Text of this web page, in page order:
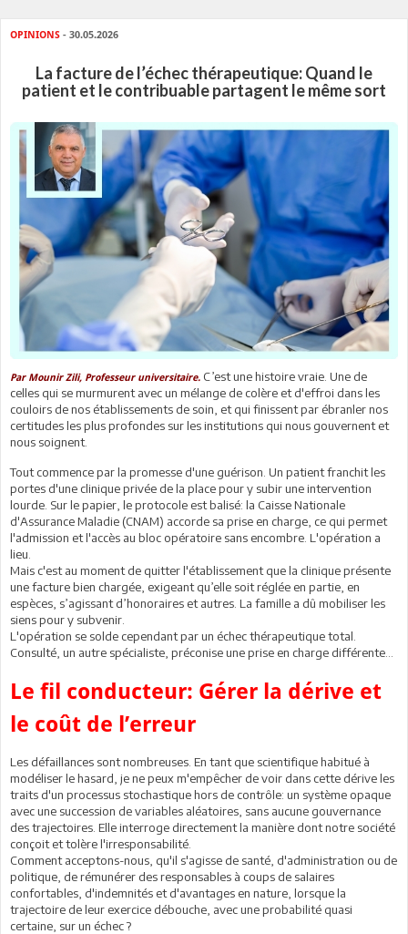
OPINIONS - 30.05.2026
La facture de l’échec thérapeutique: Quand le
patient et le contribuable partagent le même sort
Par Mounir Zili, Professeur universitaire. C’est une histoire vraie. Une de
celles qui se murmurent avec un mélange de colère et d'effroi dans les
couloirs de nos établissements de soin, et qui finissent par ébranler nos
certitudes les plus profondes sur les institutions qui nous gouvernent et
nous soignent.
Tout commence par la promesse d'une guérison. Un patient franchit les
portes d'une clinique privée de la place pour y subir une intervention
lourde. Sur le papier, le protocole est balisé: la Caisse Nationale
d'Assurance Maladie (CNAM) accorde sa prise en charge, ce qui permet
l'admission et l'accès au bloc opératoire sans encombre. L'opération a
lieu.
Mais c'est au moment de quitter l'établissement que la clinique présente
une facture bien chargée, exigeant qu’elle soit réglée en partie, en
espèces, s’agissant d’honoraires et autres. La famille a dû mobiliser les
siens pour y subvenir.
L'opération se solde cependant par un échec thérapeutique total.
Consulté, un autre spécialiste, préconise une prise en charge différente…
Le fil conducteur: Gérer la dérive et
le coût de l’erreur
Les défaillances sont nombreuses. En tant que scientifique habitué à
modéliser le hasard, je ne peux m'empêcher de voir dans cette dérive les
traits d'un processus stochastique hors de contrôle: un système opaque
avec une succession de variables aléatoires, sans aucune gouvernance
des trajectoires. Elle interroge directement la manière dont notre société
conçoit et tolère l'irresponsabilité.
Comment acceptons-nous, qu'il s'agisse de santé, d'administration ou de
politique, de rémunérer des responsables à coups de salaires
confortables, d'indemnités et d'avantages en nature, lorsque la
trajectoire de leur exercice débouche, avec une probabilité quasi
certaine, sur un échec ?